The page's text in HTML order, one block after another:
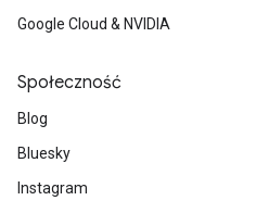
Google Cloud & NVIDIA
Społeczność
Blog
Bluesky
Instagram